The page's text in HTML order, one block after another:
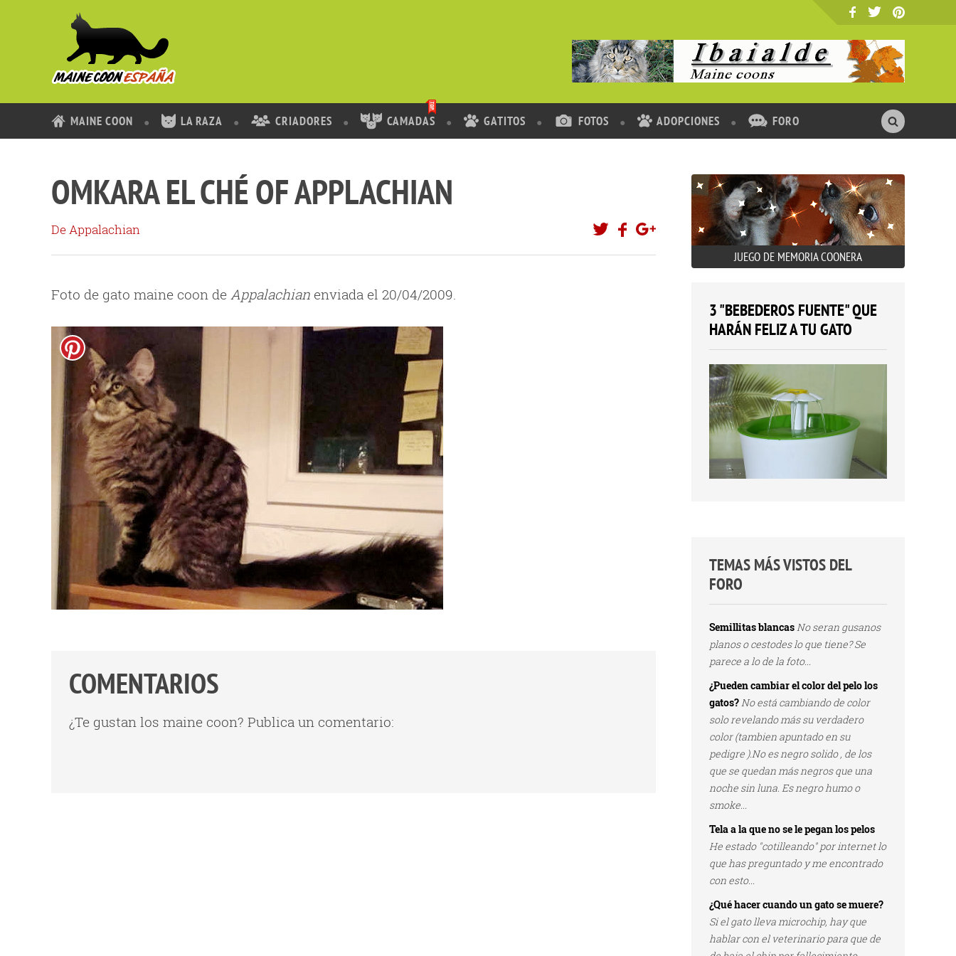
MAINE COON LA RAZA CRIADORES CAMADAS GATITOS FOTOS ADOPCIONES FORO
OMKARA EL CHÉ OF APPLACHIAN
De Appalachian
Foto de gato maine coon de Appalachian enviada el 20/04/2009.
COMENTARIOS
¿Te gustan los maine coon? Publica un comentario:
JUEGO DE MEMORIA COONERA
3 "BEBEDEROS FUENTE" QUE
HARÁN FELIZ A TU GATO
TEMAS MÁS VISTOS DEL
FORO
Semillitas blancasNo seran gusanos
planos o cestodes lo que tiene? Se
parece a lo de la foto...
¿Pueden cambiar el color del pelo los
gatos?No está cambiando de color
solo revelando más su verdadero
color (tambien apuntado en su
pedigre ).No es negro solido , de los
que se quedan más negros que una
noche sin luna. Es negro humo o
smoke...
Tela a la que no se le pegan los pelos
He estado "cotilleando" por internet lo
que has preguntado y me encontrado
con esto...
¿Qué hacer cuando un gato se muere?
Si el gato lleva microchip, hay que
hablar con el veterinario para que de